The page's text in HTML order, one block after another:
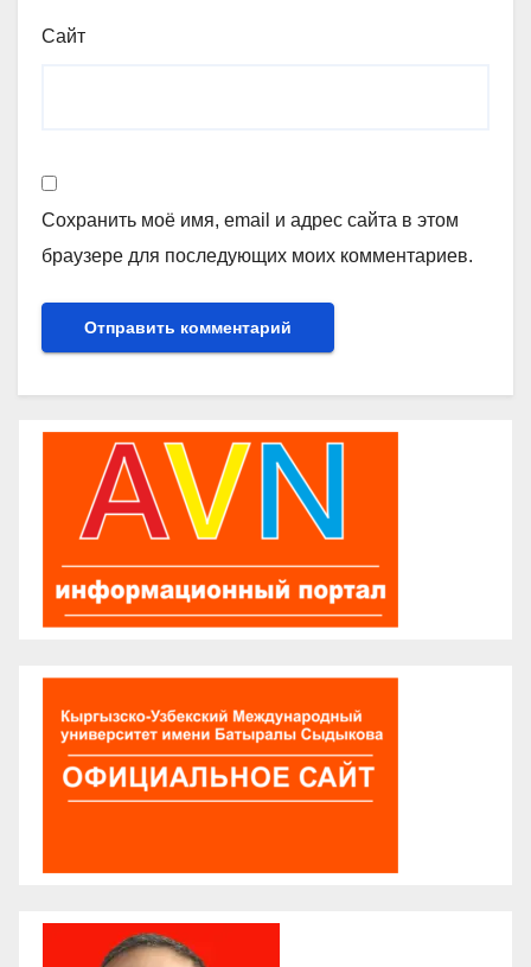
Сайт
Сохранить моё имя, email и адрес сайта в этом
браузере для последующих моих комментариев.